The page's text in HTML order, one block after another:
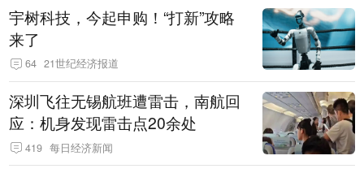
宇树科技，今起申购！“打新”攻略
来了
64 21世纪经济报道
深圳飞往无锡航班遭雷击，南航回
应：机身发现雷击点20余处
419 每日经济新闻